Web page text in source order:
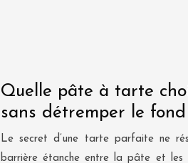
Quelle pâte à tarte
sans détremper le fond
Le secret d’une tarte parfaite ne
barrière étanche entre la pâte et les